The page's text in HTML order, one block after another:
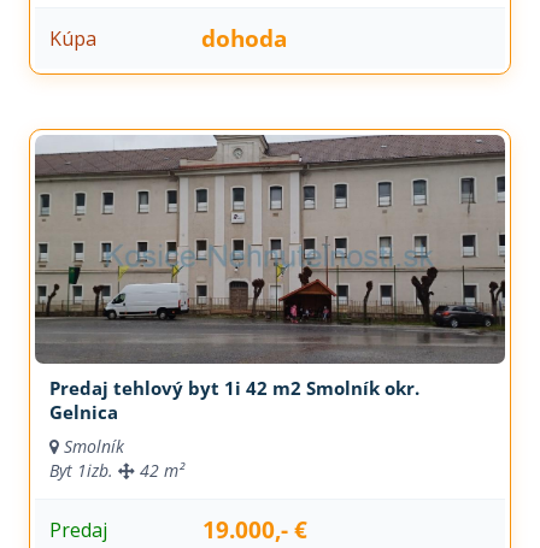
Kúpa dohoda
Predaj tehlový byt 1i 42 m2 Smolník okr.
Gelnica
Smolník
Byt 1izb. 42 m²
Predaj 19.000,- €